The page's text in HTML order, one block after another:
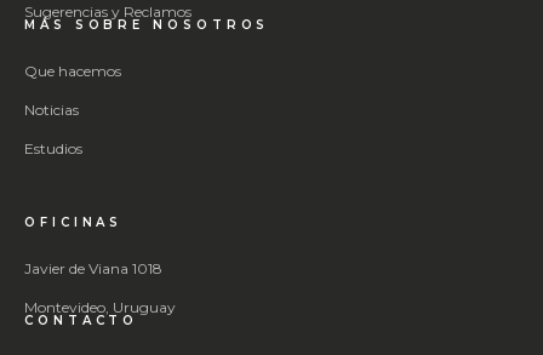
Sugerencias y Reclamos
MÁS SOBRE NOSOTROS
Que hacemos
Noticias
Estudios
OFICINAS
Javier de Viana 1018
Montevideo, Uruguay
CONTACTO